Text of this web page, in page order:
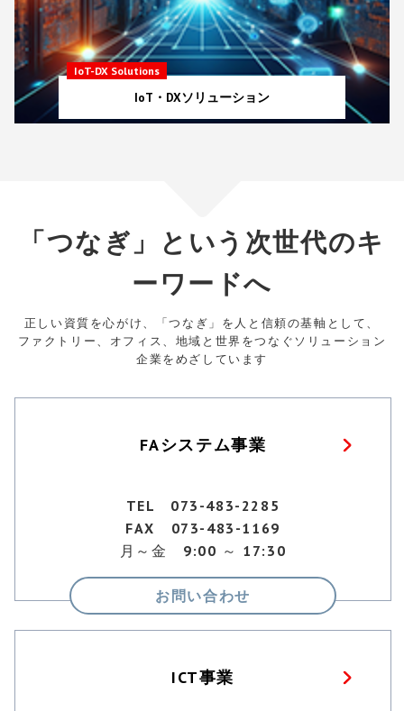
IoT-DX Solutions
IoT・DXソリューション
「つなぎ」という次世代のキ
ーワードへ
正しい資質を心がけ、「つなぎ」を人と信頼の基軸として、
ファクトリー、オフィス、地域と世界をつなぐソリューション
企業をめざしています
FAシステム事業
TEL 073-483-2285
FAX 073-483-1169
月～金 9:00 ～ 17:30
お問い合わせ
ICT事業